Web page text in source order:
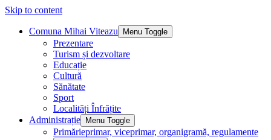
Skip to content
Comuna Mihai Viteazu Menu Toggle
Prezentare
Turism și dezvoltare
Educație
Cultură
Sănătate
Sport
Localități Înfrățite
Administrație
Menu Toggle
Primărieprimar, viceprimar, organigramă, regulamente